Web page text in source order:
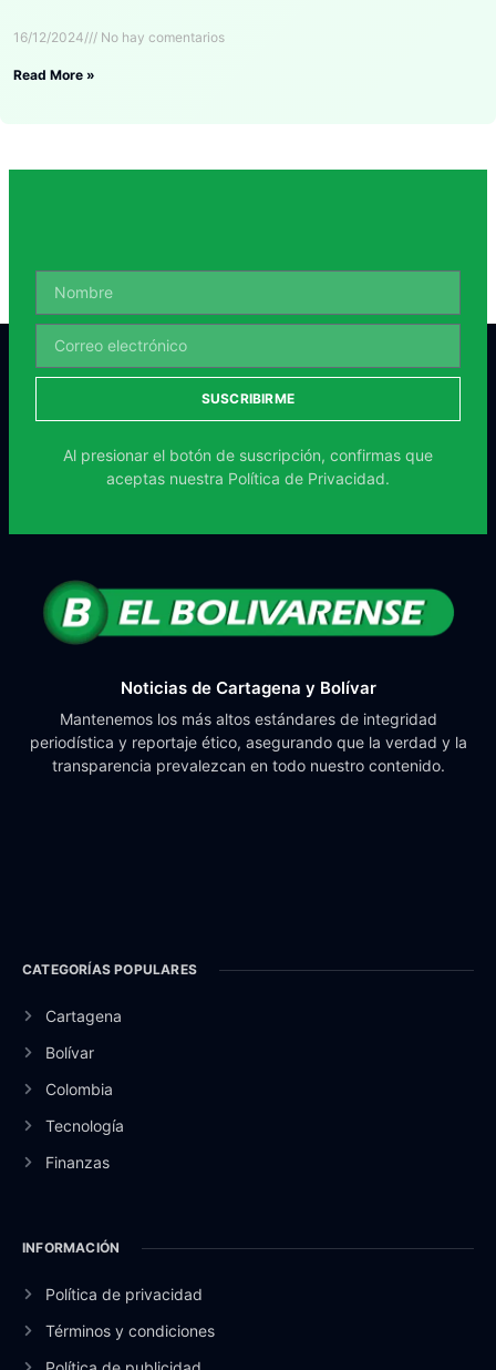
16/12/2024 No hay comentarios
Read More »
SUSCRIBIRME
Al presionar el botón de suscripción, confirmas que
aceptas nuestra Política de Privacidad.
Noticias de Cartagena y Bolívar
Mantenemos los más altos estándares de integridad
periodística y reportaje ético, asegurando que la verdad y la
transparencia prevalezcan en todo nuestro contenido.
CATEGORÍAS POPULARES
Cartagena
Bolívar
Colombia
Tecnología
Finanzas
INFORMACIÓN
Política de privacidad
Términos y condiciones